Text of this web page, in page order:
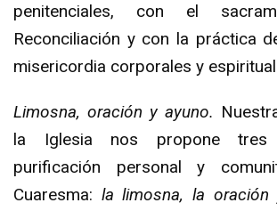
penitenciales, con el
Reconciliación y con la práctica
misericordia corporales y
Limosna, oración y ayuno.
la Iglesia nos propone tres
purificación personal y
Cuaresma: la limosna, la oración